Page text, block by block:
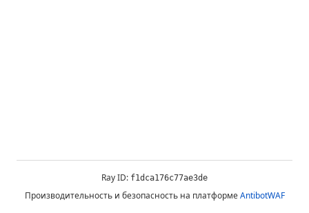
Ray ID: f1dca176c77ae3de
Производительность и безопасность на платформеAntibotWAF